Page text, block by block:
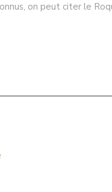
on peut citer le